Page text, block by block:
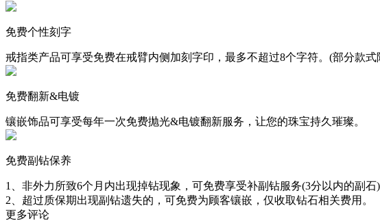
免费个性刻字
戒指类产品可享受免费在戒臂内侧加刻字印，最多不超过8个字符。(部分款式
免费翻新&电镀
镶嵌饰品可享受每年一次免费抛光&电镀翻新服务，让您的珠宝持久璀璨。
免费副钻保养
1、非外力所致6个月内出现掉钻现象，可免费享受补副钻服务(3分以内的副石
2、超过质保期出现副钻遗失的，可免费为顾客镶嵌，仅收取钻石相关费用。
更多评论